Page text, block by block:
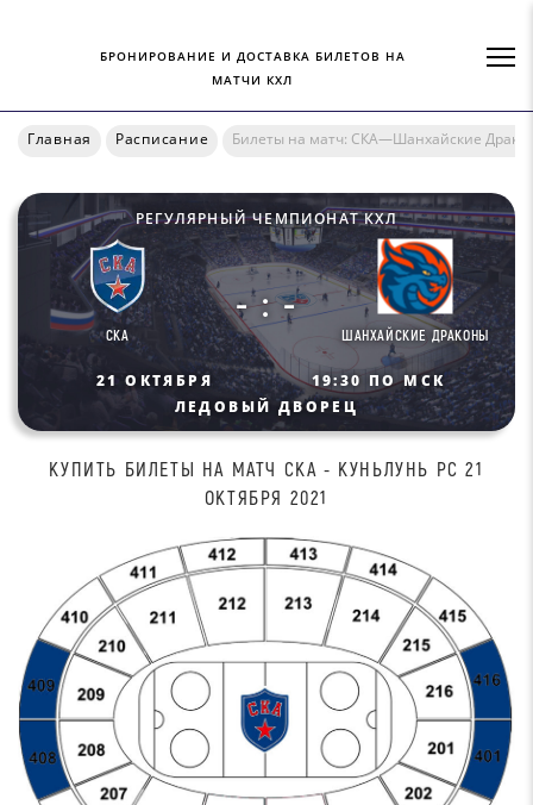
БРОНИРОВАНИЕ И ДОСТАВКА БИЛЕТОВ НА
МАТЧИ КХЛ
Главная Расписание Билеты на матч: СКА—Шанхайские
РЕГУЛЯРНЫЙ ЧЕМПИОНАТ КХЛ
СКА
- : -
ШАНХАЙСКИЕ ДРАКОНЫ
21 ОКТЯБРЯ
19:30 ПО МСК
ЛЕДОВЫЙ ДВОРЕЦ
КУПИТЬ БИЛEТЫ НА МАТЧ CKA - КУНЬЛУНЬ РС 21
ОКТЯБРЯ 2021